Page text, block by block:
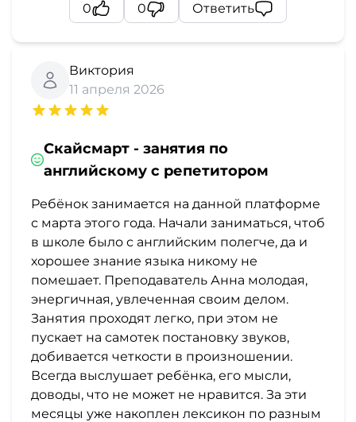
0 0 Ответить
Виктория
11 апреля 2026
Скайсмарт - занятия по
английскому с репетитором
Ребёнок занимается на данной платформе
с марта этого года. Начали заниматься, чтоб
в школе было с английским полегче, да и
хорошее знание языка никому не
помешает. Преподаватель Анна молодая,
энергичная, увлеченная своим делом.
Занятия проходят легко, при этом не
пускает на самотек постановку звуков,
добивается четкости в произношении.
Всегда выслушает ребёнка, его мысли,
доводы, что не может не нравится. За эти
месяцы уже накоплен лексикон по разным